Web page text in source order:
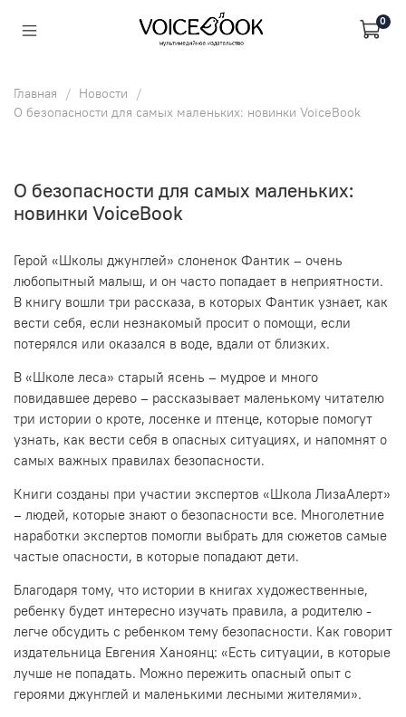
0
Главная
Новости
О безопасности для самых маленьких: новинки VoiceBook
О безопасности для самых маленьких:
новинки VoiceBook
Герой «Школы джунглей» слоненок Фантик – очень
любопытный малыш, и он часто попадает в неприятности.
В книгу вошли три рассказа, в которых Фантик узнает, как
вести себя, если незнакомый просит о помощи, если
потерялся или оказался в воде, вдали от близких.
В «Школе леса» старый ясень – мудрое и много
повидавшее дерево – рассказывает маленькому читателю
три истории о кроте, лосенке и птенце, которые помогут
узнать, как вести себя в опасных ситуациях, и напомнят о
самых важных правилах безопасности.
Книги созданы при участии экспертов «Школа ЛизаАлерт»
– людей, которые знают о безопасности все. Многолетние
наработки экспертов помогли выбрать для сюжетов самые
частые опасности, в которые попадают дети.
Благодаря тому, что истории в книгах художественные,
ребенку будет интересно изучать правила, а родителю -
легче обсудить с ребенком тему безопасности. Как говорит
издательница Евгения Ханоянц: «Есть ситуации, в которые
лучше не попадать. Можно пережить опасный опыт с
героями джунглей и маленькими лесными жителями».